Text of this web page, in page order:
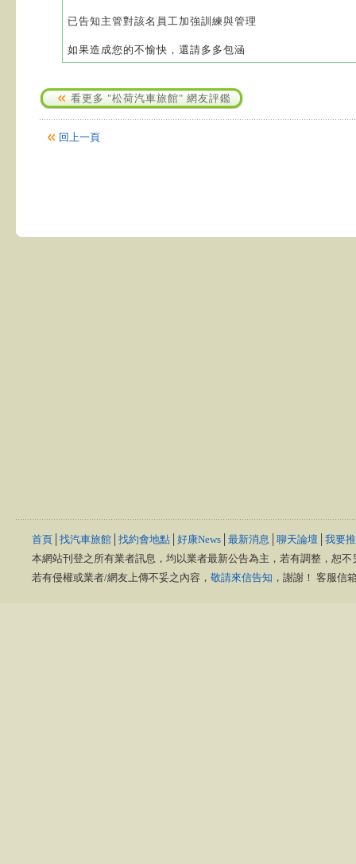
已告知主管對該名員工加強訓練與管理
如果造成您的不愉快，還請多多包涵
看更多 "松荷汽車旅館" 網友評鑑
回上一頁
首頁 找汽車旅館 找約會地點 好康News 最新消息 聊天論壇 我要
本網站刊登之所有業者訊息，均以業者最新公告為主，若有調整，恕
若有侵權或業者/網友上傳不妥之內容， 敬請來信告知 ，謝謝！ 客服信